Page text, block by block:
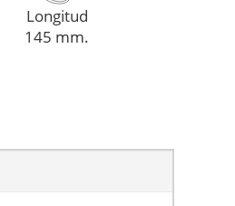
Longitud
145 mm.